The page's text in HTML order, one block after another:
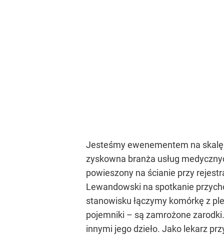
Jesteśmy ewenementem na
zyskowna branża usług
powieszony na ścianie przy
Lewandowski na spotkanie
stanowisku łączymy komórkę z
pojemniki – są zamrożone
innymi jego dzieło. Jako lekarz